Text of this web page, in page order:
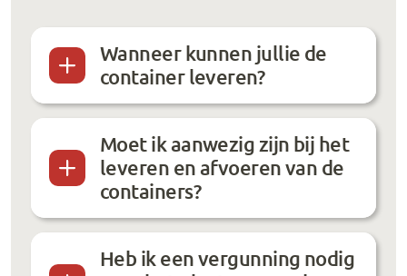
Wanneer kunnen jullie de
container leveren?
Moet ik aanwezig zijn bij het
leveren en afvoeren van de
containers?
Heb ik een vergunning nodig